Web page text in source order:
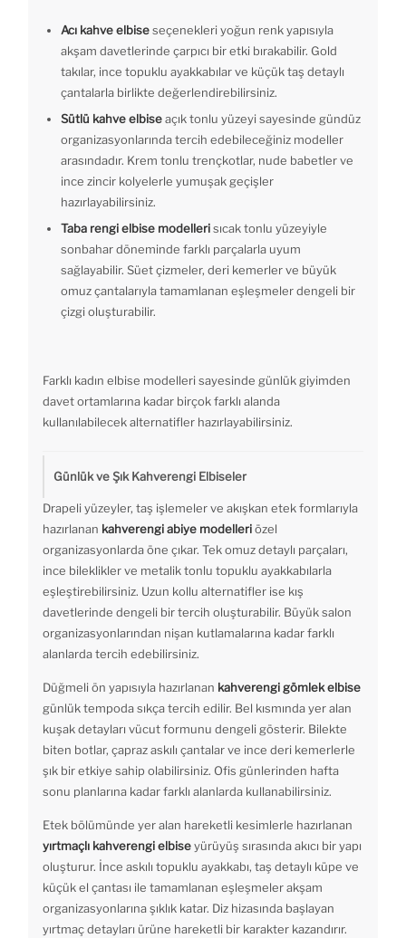
Acı kahve elbiseseçenekleri yoğun renk yapısıyla
akşam davetlerinde çarpıcı bir etki bırakabilir. Gold
takılar, ince topuklu ayakkabılar ve küçük taş detaylı
çantalarla birlikte değerlendirebilirsiniz.
Sütlü kahve elbiseaçık tonlu yüzeyi sayesinde gündüz
organizasyonlarında tercih edebileceğiniz modeller
arasındadır. Krem tonlu trençkotlar, nude babetler ve
ince zincir kolyelerle yumuşak geçişler
hazırlayabilirsiniz.
Taba rengi elbise modellerisıcak tonlu yüzeyiyle
sonbahar döneminde farklı parçalarla uyum
sağlayabilir. Süet çizmeler, deri kemerler ve büyük
omuz çantalarıyla tamamlanan eşleşmeler dengeli bir
çizgi oluşturabilir.
Farklı kadın elbise modelleri sayesinde günlük giyimden
davet ortamlarına kadar birçok farklı alanda
kullanılabilecek alternatifler hazırlayabilirsiniz.
Günlük ve Şık Kahverengi Elbiseler
Drapeli yüzeyler, taş işlemeler ve akışkan etek formlarıyla
hazırlanan kahverengi abiye modelleriözel
organizasyonlarda öne çıkar. Tek omuz detaylı parçaları,
ince bileklikler ve metalik tonlu topuklu ayakkabılarla
eşleştirebilirsiniz. Uzun kollu alternatifler ise kış
davetlerinde dengeli bir tercih oluşturabilir. Büyük salon
organizasyonlarından nişan kutlamalarına kadar farklı
alanlarda tercih edebilirsiniz.
Düğmeli ön yapısıyla hazırlanan kahverengi gömlek elbise
günlük tempoda sıkça tercih edilir. Bel kısmında yer alan
kuşak detayları vücut formunu dengeli gösterir. Bilekte
biten botlar, çapraz askılı çantalar ve ince deri kemerlerle
şık bir etkiye sahip olabilirsiniz. Ofis günlerinden hafta
sonu planlarına kadar farklı alanlarda kullanabilirsiniz.
Etek bölümünde yer alan hareketli kesimlerle hazırlanan
yırtmaçlı kahverengi elbiseyürüyüş sırasında akıcı bir yapı
oluşturur. İnce askılı topuklu ayakkabı, taş detaylı küpe ve
küçük el çantası ile tamamlanan eşleşmeler akşam
organizasyonlarına şıklık katar. Diz hizasında başlayan
yırtmaç detayları ürüne hareketli bir karakter kazandırır.